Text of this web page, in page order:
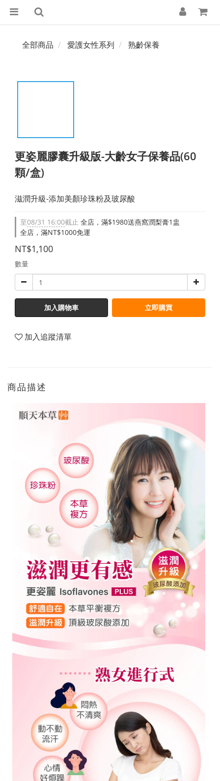
全部商品 愛護女性系列 熟齡保養
更姿麗膠囊升級版-大齡女子保養品(60
顆/盒)
滋潤升級-添加美顏珍珠粉及玻尿酸
至08/31 16:00截止 全店，滿$1980送燕窩潤梨膏1盅
全店，滿NT$1000免運
NT$1,100
數量
加入購物車 立即購買
加入追蹤清單
商品描述